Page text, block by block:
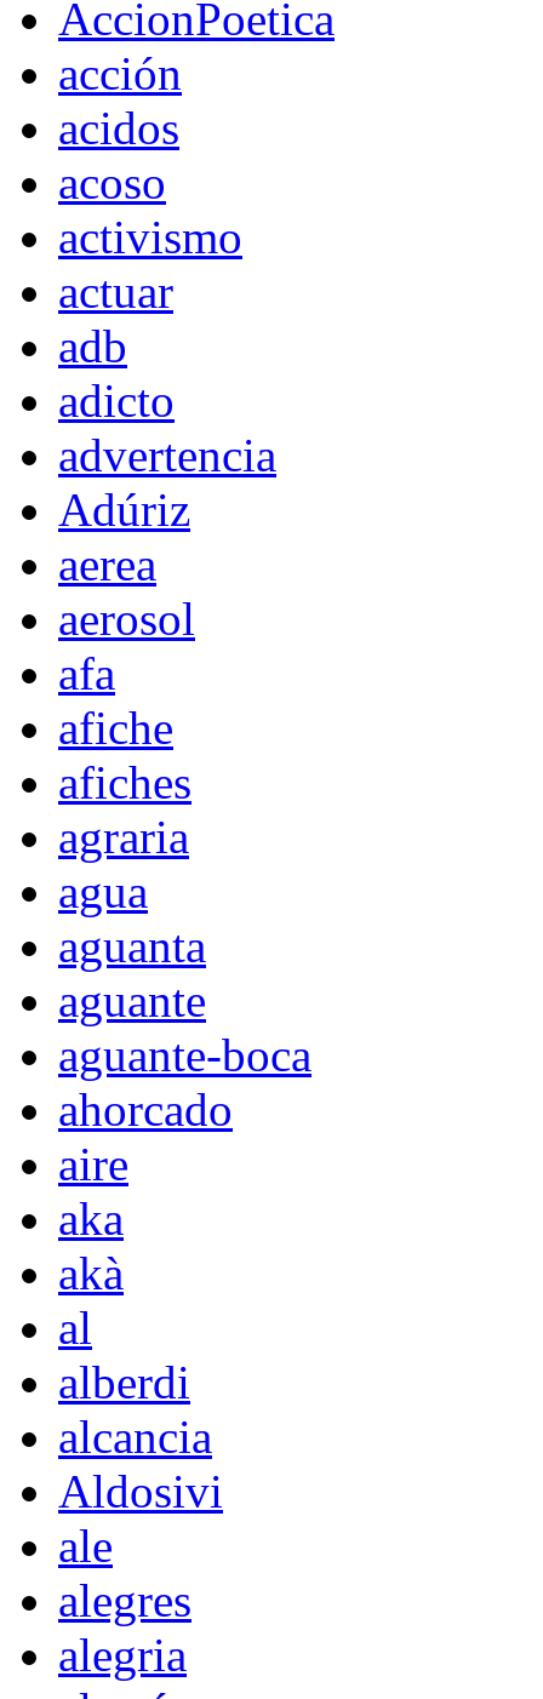
AccionPoetica
acción
acidos
acoso
activismo
actuar
adb
adicto
advertencia
Adúriz
aerea
aerosol
afa
afiche
afiches
agraria
agua
aguanta
aguante
aguante-boca
ahorcado
aire
aka
akà
al
alberdi
alcancia
Aldosivi
ale
alegres
alegria